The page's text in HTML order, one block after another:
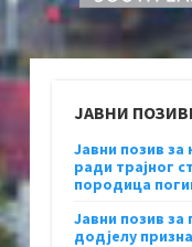
ЈАВНИ
Јавни позив за
ради трајног
породица
Јавни позив
додјелу